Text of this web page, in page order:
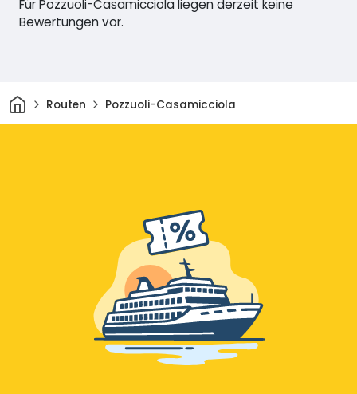
Für Pozzuoli-Casamicciola liegen derzeit keine
Bewertungen vor.
HeimRouten Pozzuoli-Casamicciola